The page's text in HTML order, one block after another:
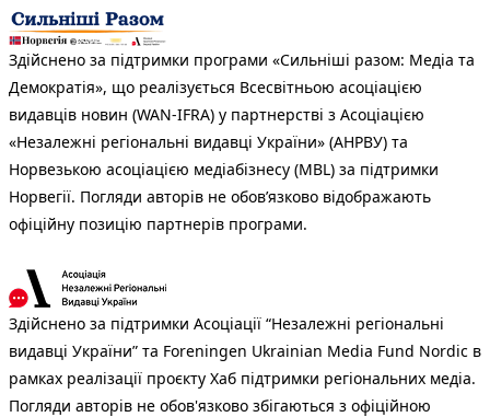
Здійснено за підтримки програми «Сильніші разом: Медіа та
Демократія», що реалізується Всесвітньою асоціацією
видавців новин (WAN-IFRA) у партнерстві з Асоціацією
«Незалежні регіональні видавці України» (АНРВУ) та
Норвезькою асоціацією медіабізнесу (MBL) за підтримки
Норвегії. Погляди авторів не обов’язково відображають
офіційну позицію партнерів програми.
Здійснено за підтримки Асоціації “Незалежні регіональні
видавці України” та Foreningen Ukrainian Media Fund Nordic в
рамках реалізації проєкту Хаб підтримки регіональних медіа.
Погляди авторів не обов'язково збігаються з офіційною